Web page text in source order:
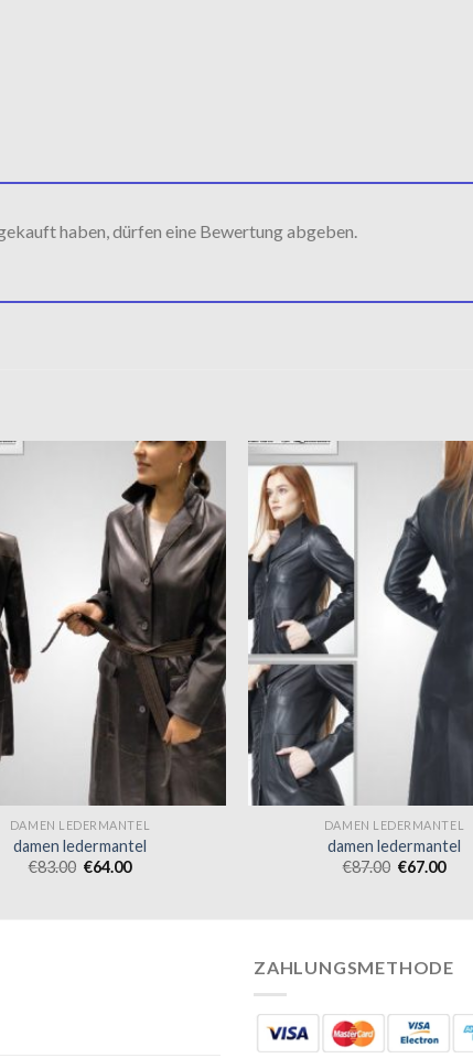
haben, dürfen eine Bewertung abgeben.
DAMEN LEDERMANTEL
damen ledermantel
€83.00 €64.00
DAMEN LEDERMANTEL
damen ledermantel
€87.00 €67.00
ZAHLUNGSMETHODE